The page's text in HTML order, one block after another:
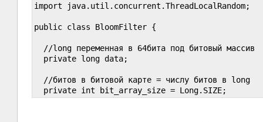
import java.util.concurrent.ThreadLocalRandom;
public class BloomFilter {
  //long переменная в 64бита под битовый массив
  private long data;
  //битов в битовой карте = числу битов в long